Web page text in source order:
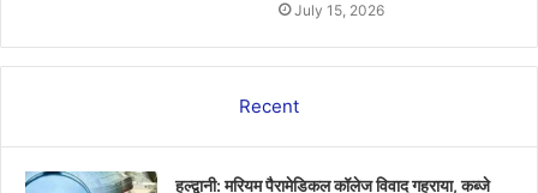
July 15, 2026
Recent
हल्द्वानी: मरियम पैरामेडिकल कॉलेज विवाद गहराया, कब्जे